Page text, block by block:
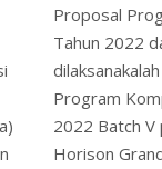
Proposal
Tahun 2022
Program
2022 Batch
Horison